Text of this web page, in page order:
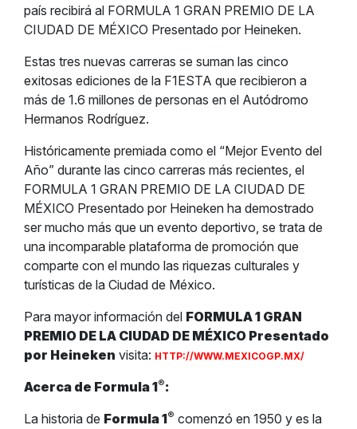
país recibirá al FORMULA 1 GRAN PREMIO DE LA
CIUDAD DE MÉXICO Presentado por Heineken.
Estas tres nuevas carreras se suman las cinco
exitosas ediciones de la F1ESTA que recibieron a
más de 1.6 millones de personas en el Autódromo
Hermanos Rodríguez.
Históricamente premiada como el “Mejor Evento del
Año” durante las cinco carreras más recientes, el
FORMULA 1 GRAN PREMIO DE LA CIUDAD DE
MÉXICO Presentado por Heineken ha demostrado
ser mucho más que un evento deportivo, se trata de
una incomparable plataforma de promoción que
comparte con el mundo las riquezas culturales y
turísticas de la Ciudad de México.
Para mayor información del FORMULA 1 GRAN
PREMIO DE LA CIUDAD DE MÉXICO Presentado
por Heineken visita: HTTP://WWW.MEXICOGP.MX/
Acerca de Formula 1®:
La historia de Formula 1® comenzó en 1950 y es la